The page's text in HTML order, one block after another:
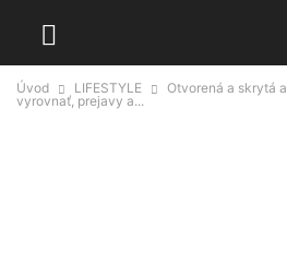
Úvod LIFESTYLE
Otvorená a skrytá
vyrovnať, prejavy a...